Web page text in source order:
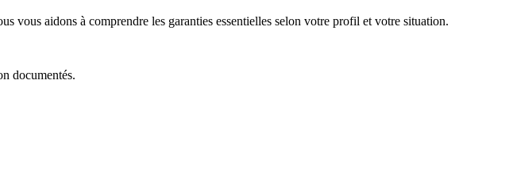
vous aidons à comprendre les garanties essentielles selon votre profil et votre situation.
documentés.